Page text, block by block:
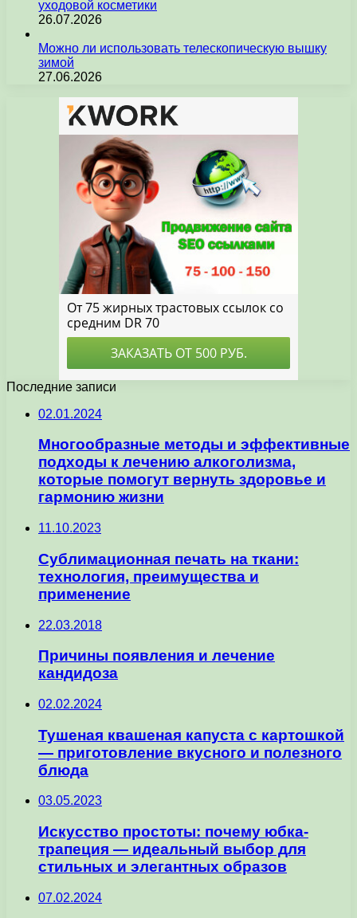
уходовой косметики
26.07.2026
Можно ли использовать телескопическую вышку
зимой
27.06.2026
Последние записи
02.01.2024
Многообразные методы и эффективные
подходы к лечению алкоголизма,
которые помогут вернуть здоровье и
гармонию жизни
11.10.2023
Сублимационная печать на ткани:
технология, преимущества и
применение
22.03.2018
Причины появления и лечение
кандидоза
02.02.2024
Тушеная квашеная капуста с картошкой
— приготовление вкусного и полезного
блюда
03.05.2023
Искусство простоты: почему юбка-
трапеция — идеальный выбор для
стильных и элегантных образов
07.02.2024